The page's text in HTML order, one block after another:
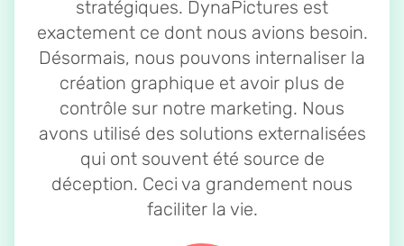
stratégiques. DynaPictures est
exactement ce dont nous avions besoin.
Désormais, nous pouvons internaliser la
création graphique et avoir plus de
contrôle sur notre marketing. Nous
avons utilisé des solutions externalisées
qui ont souvent été source de
déception. Ceci va grandement nous
faciliter la vie.